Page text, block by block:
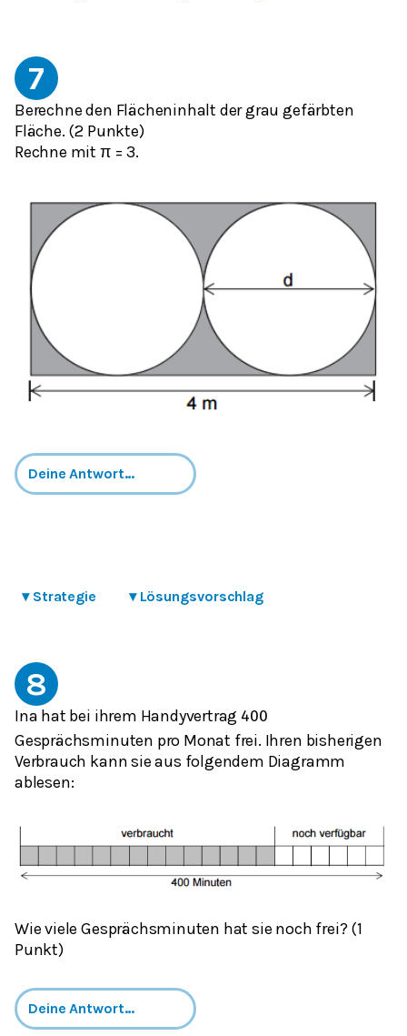
7
Berechne den Flächeninhalt der grau gefärbten
Fläche. (2 Punkte)
Rechne mit π = 3.
▾ Strategie ▾ Lösungsvorschlag
8
Ina hat bei ihrem Handyvertrag400
Gesprächsminuten pro Monat frei. Ihren bisherigen
Verbrauch kann sie aus folgendem Diagramm
ablesen:
Wie viele Gesprächsminuten hat sie noch frei? (1
Punkt)